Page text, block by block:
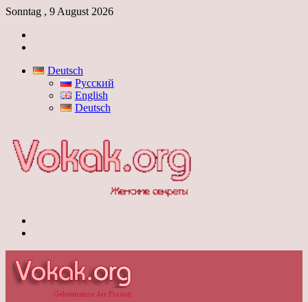
Sonntag , 9 August 2026
Deutsch
Русский
English
Deutsch